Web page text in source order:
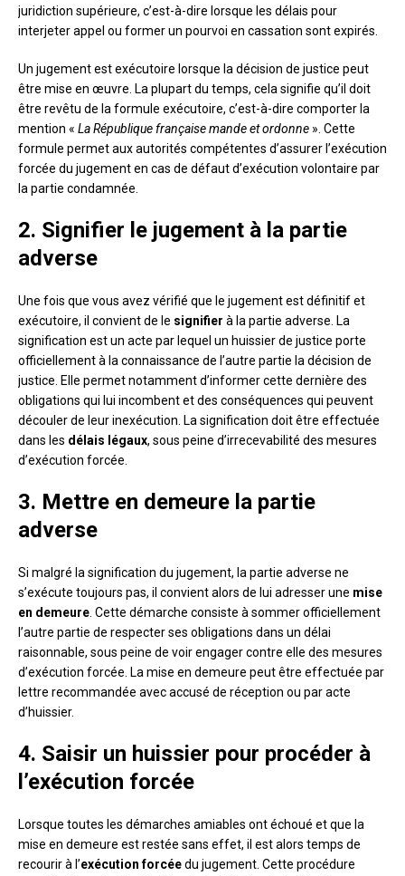
juridiction supérieure, c’est-à-dire lorsque les délais pour
interjeter appel ou former un pourvoi en cassation sont expirés.
Un jugement est exécutoire lorsque la décision de justice peut
être mise en œuvre. La plupart du temps, cela signifie qu’il doit
être revêtu de la formule exécutoire, c’est-à-dire comporter la
mention « La République française mande et ordonne ». Cette
formule permet aux autorités compétentes d’assurer l’exécution
forcée du jugement en cas de défaut d’exécution volontaire par
la partie condamnée.
2. Signifier le jugement à la partie
adverse
Une fois que vous avez vérifié que le jugement est définitif et
exécutoire, il convient de le signifier à la partie adverse. La
signification est un acte par lequel un huissier de justice porte
officiellement à la connaissance de l’autre partie la décision de
justice. Elle permet notamment d’informer cette dernière des
obligations qui lui incombent et des conséquences qui peuvent
découler de leur inexécution. La signification doit être effectuée
dans les délais légaux, sous peine d’irrecevabilité des mesures
d’exécution forcée.
3. Mettre en demeure la partie
adverse
Si malgré la signification du jugement, la partie adverse ne
s’exécute toujours pas, il convient alors de lui adresser une mise
en demeure . Cette démarche consiste à sommer officiellement
l’autre partie de respecter ses obligations dans un délai
raisonnable, sous peine de voir engager contre elle des mesures
d’exécution forcée. La mise en demeure peut être effectuée par
lettre recommandée avec accusé de réception ou par acte
d’huissier.
4. Saisir un huissier pour procéder à
l’exécution forcée
Lorsque toutes les démarches amiables ont échoué et que la
mise en demeure est restée sans effet, il est alors temps de
recourir à l’exécution forcéedu jugement. Cette procédure